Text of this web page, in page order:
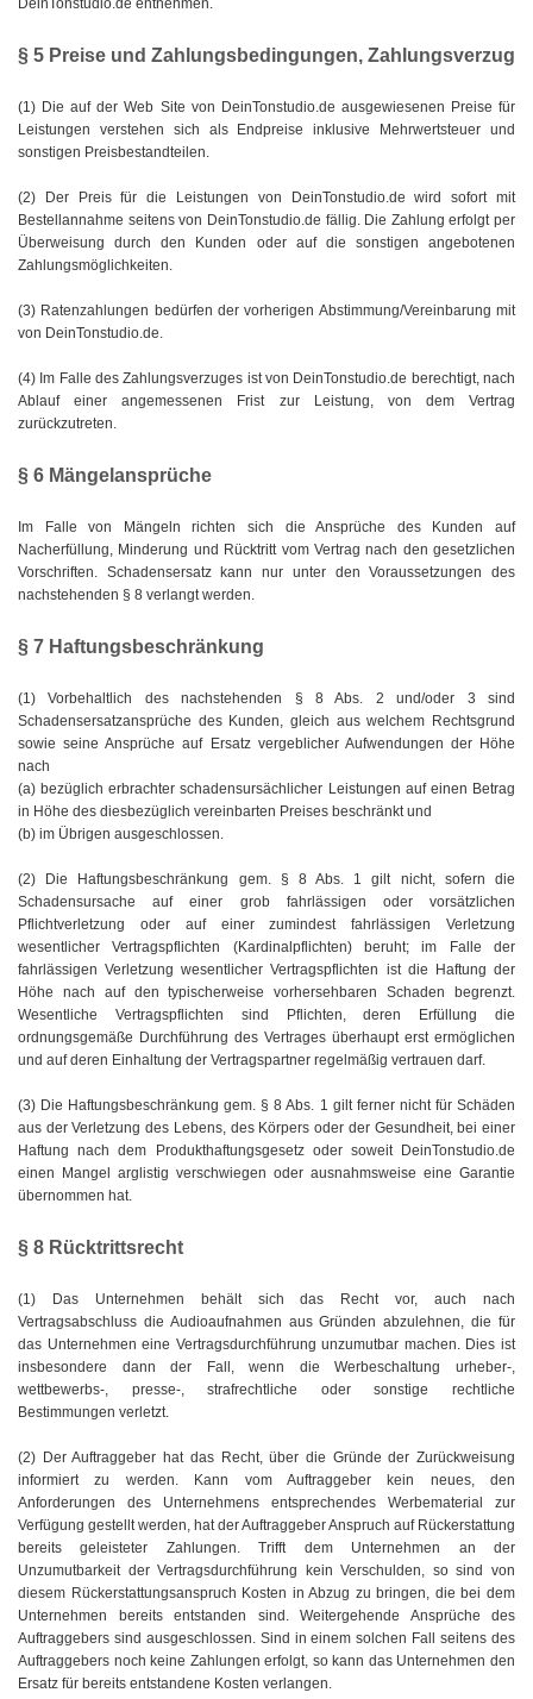
DeinTonstudio.de entnehmen.
§ 5 Preise und Zahlungsbedingungen, Zahlungsverzug
(1) Die auf der Web Site von DeinTonstudio.de ausgewiesenen Preise für
Leistungen verstehen sich als Endpreise inklusive Mehrwertsteuer und
sonstigen Preisbestandteilen.
(2) Der Preis für die Leistungen von DeinTonstudio.de wird sofort mit
Bestellannahme seitens von DeinTonstudio.de fällig. Die Zahlung erfolgt per
Überweisung durch den Kunden oder auf die sonstigen angebotenen
Zahlungsmöglichkeiten.
(3) Ratenzahlungen bedürfen der vorherigen Abstimmung/Vereinbarung mit
von DeinTonstudio.de.
(4) Im Falle des Zahlungsverzuges ist von DeinTonstudio.de berechtigt, nach
Ablauf einer angemessenen Frist zur Leistung, von dem Vertrag
zurückzutreten.
§ 6 Mängelansprüche
Im Falle von Mängeln richten sich die Ansprüche des Kunden auf
Nacherfüllung, Minderung und Rücktritt vom Vertrag nach den gesetzlichen
Vorschriften. Schadensersatz kann nur unter den Voraussetzungen des
nachstehenden § 8 verlangt werden.
§ 7 Haftungsbeschränkung
(1) Vorbehaltlich des nachstehenden § 8 Abs. 2 und/oder 3 sind
Schadensersatzansprüche des Kunden, gleich aus welchem Rechtsgrund
sowie seine Ansprüche auf Ersatz vergeblicher Aufwendungen der Höhe
nach
(a) bezüglich erbrachter schadensursächlicher Leistungen auf einen Betrag
in Höhe des diesbezüglich vereinbarten Preises beschränkt und
(b) im Übrigen ausgeschlossen.
(2) Die Haftungsbeschränkung gem. § 8 Abs. 1 gilt nicht, sofern die
Schadensursache auf einer grob fahrlässigen oder vorsätzlichen
Pflichtverletzung oder auf einer zumindest fahrlässigen Verletzung
wesentlicher Vertragspflichten (Kardinalpflichten) beruht; im Falle der
fahrlässigen Verletzung wesentlicher Vertragspflichten ist die Haftung der
Höhe nach auf den typischerweise vorhersehbaren Schaden begrenzt.
Wesentliche Vertragspflichten sind Pflichten, deren Erfüllung die
ordnungsgemäße Durchführung des Vertrages überhaupt erst ermöglichen
und auf deren Einhaltung der Vertragspartner regelmäßig vertrauen darf.
(3) Die Haftungsbeschränkung gem. § 8 Abs. 1 gilt ferner nicht für Schäden
aus der Verletzung des Lebens, des Körpers oder der Gesundheit, bei einer
Haftung nach dem Produkthaftungsgesetz oder soweit DeinTonstudio.de
einen Mangel arglistig verschwiegen oder ausnahmsweise eine Garantie
übernommen hat.
§ 8 Rücktrittsrecht
(1) Das Unternehmen behält sich das Recht vor, auch nach
Vertragsabschluss die Audioaufnahmen aus Gründen abzulehnen, die für
das Unternehmen eine Vertragsdurchführung unzumutbar machen. Dies ist
insbesondere dann der Fall, wenn die Werbeschaltung urheber-,
wettbewerbs-, presse-, strafrechtliche oder sonstige rechtliche
Bestimmungen verletzt.
(2) Der Auftraggeber hat das Recht, über die Gründe der Zurückweisung
informiert zu werden. Kann vom Auftraggeber kein neues, den
Anforderungen des Unternehmens entsprechendes Werbematerial zur
Verfügung gestellt werden, hat der Auftraggeber Anspruch auf Rückerstattung
bereits geleisteter Zahlungen. Trifft dem Unternehmen an der
Unzumutbarkeit der Vertragsdurchführung kein Verschulden, so sind von
diesem Rückerstattungsanspruch Kosten in Abzug zu bringen, die bei dem
Unternehmen bereits entstanden sind. Weitergehende Ansprüche des
Auftraggebers sind ausgeschlossen. Sind in einem solchen Fall seitens des
Auftraggebers noch keine Zahlungen erfolgt, so kann das Unternehmen den
Ersatz für bereits entstandene Kosten verlangen.